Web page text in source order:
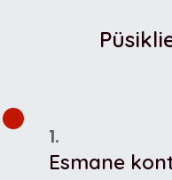
1.
Esmane